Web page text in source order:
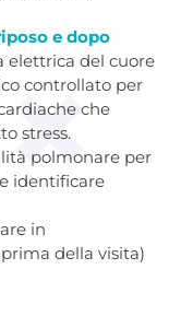
e dopo
elettrica del cuore
controllato per
che
stress.
polmonare per
identificare
in
della visita)